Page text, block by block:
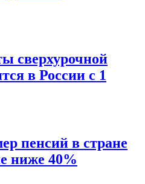
сверхурочной
в России с 1
пенсий в стране
ниже 40%